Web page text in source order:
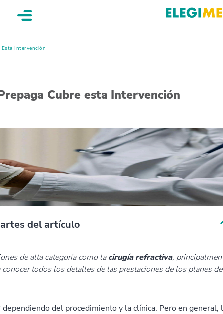
Esta Intervención
Cubre esta Intervención
del artículo
de alta categoría como lacirugía refractiva,
todos los detalles de las prestaciones de los planes de
del procedimiento y la clínica. Pero en general,